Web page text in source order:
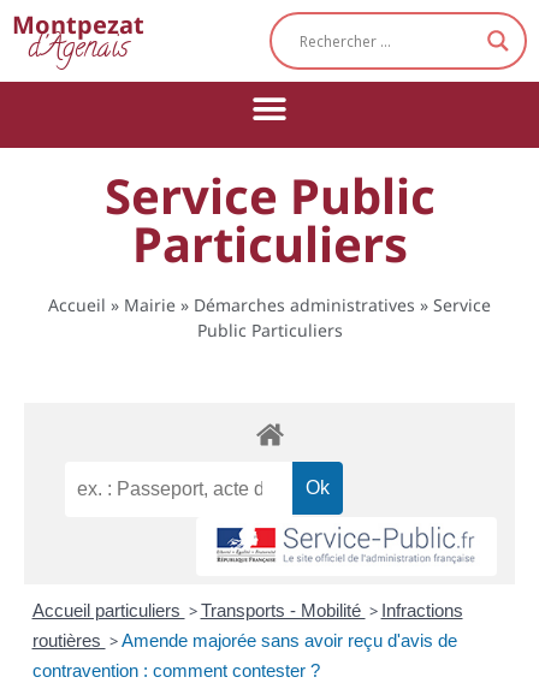
Montpezat
d'Agenais
Service Public
Particuliers
Accueil » Mairie » Démarches administratives » Service
Public Particuliers
Accueil particuliers > Transports - Mobilité > Infractions
routières > Amende majorée sans avoir reçu d'avis de
contravention : comment contester ?
Cookies management panel